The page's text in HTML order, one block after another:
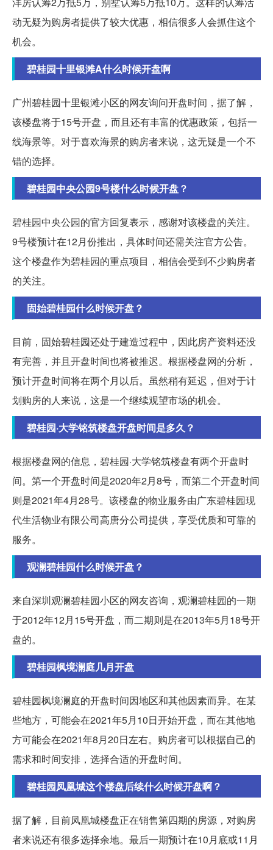
动无疑为购房者提供了较大优惠，相信很多人会抓住这个
机会。
碧桂园十里银滩A什么时候开盘啊
广州碧桂园十里银滩小区的网友询问开盘时间，据了解，
该楼盘将于15号开盘，而且还有丰富的优惠政策，包括一
线海景等。对于喜欢海景的购房者来说，这无疑是一个不
错的选择。
碧桂园中央公园9号楼什么时候开盘？
碧桂园中央公园的官方回复表示，感谢对该楼盘的关注。
9号楼预计在12月份推出，具体时间还需关注官方公告。
这个楼盘作为碧桂园的重点项目，相信会受到不少购房者
的关注。
固始碧桂园什么时候开盘？
目前，固始碧桂园还处于建造过程中，因此房产资料还没
有完善，并且开盘时间也将被推迟。根据楼盘网的分析，
预计开盘时间将在两个月以后。虽然稍有延迟，但对于计
划购房的人来说，这是一个继续观望市场的机会。
碧桂园·大学铭筑楼盘开盘时间是多久？
根据楼盘网的信息，碧桂园·大学铭筑楼盘有两个开盘时
间。第一个开盘时间是2020年2月8号，而第二个开盘时间
则是2021年4月28号。该楼盘的物业服务由广东碧桂园现
代生活物业有限公司高唐分公司提供，享受优质和可靠的
服务。
观澜碧桂园什么时候开盘？
来自深圳观澜碧桂园小区的网友咨询，观澜碧桂园的一期
于2012年12月15号开盘，而二期则是在2013年5月18号开
盘的。
碧桂园枫境澜庭几月开盘
碧桂园枫境澜庭的开盘时间因地区和其他因素而异。在某
些地方，可能会在2021年5月10日开始开盘，而在其他地
方可能会在2021年8月20日左右。购房者可以根据自己的
需求和时间安排，选择合适的开盘时间。
碧桂园凤凰城这个楼盘后续什么时候开盘啊？
据了解，目前凤凰城楼盘正在销售第四期的房源，对购房
者来说还有很多选择余地。最后一期预计在10月底或11月